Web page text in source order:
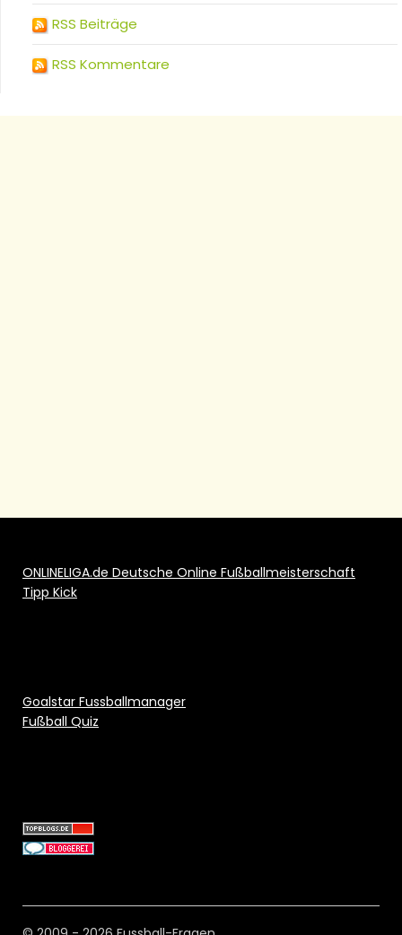
RSS Beiträge
RSS Kommentare
ONLINELIGA.de Deutsche Online Fußballmeisterschaft
Tipp Kick
Goalstar Fussballmanager
Fußball Quiz